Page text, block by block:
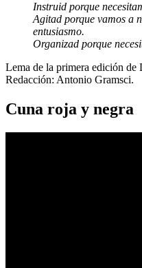
Instruid porque
Agitad porque vamos a
entusiasmo.
Organizad porque
Lema de la primera edición
Redacción: Antonio Gramsci.
Cuna roja y negra